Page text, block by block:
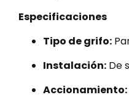
Especificaciones
Tipo de grifo:
Instalación: De
Accionamiento: